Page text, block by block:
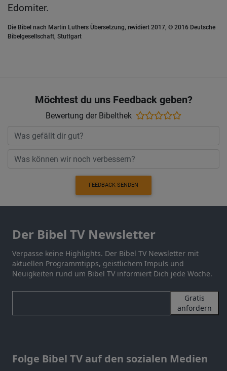
Edomiter.
Die Bibel nach Martin Luthers Übersetzung, revidiert 2017, © 2016 Deutsche
Bibelgesellschaft, Stuttgart
Möchtest du uns Feedback geben?
Bewertung der Bibelthek
FEEDBACK SENDEN
Der Bibel TV Newsletter
Verpasse keine Highlights. Der Bibel TV Newsletter mit
aktuellen Programmtipps, geistlichem Impuls und
Neuigkeiten rund um Bibel TV informiert Dich jede Woche.
Gratis
anfordern
Folge Bibel TV auf den sozialen Medien